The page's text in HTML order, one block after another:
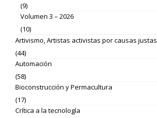
(9)
Volumen 3 – 2026
(10)
Artivismo, Artistas activistas por causas justas
(44)
Automación
(58)
Bioconstrucción y Permacultura
(17)
Crítica a la tecnología